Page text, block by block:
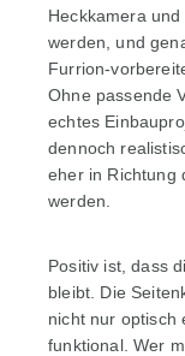
Heckkamera
werden, und
Furrion-
Ohne passende
echtes
dennoch
eher in Richtung
werden.
Positiv ist, dass
bleibt. Die
nicht nur optisch
funktional. Wer